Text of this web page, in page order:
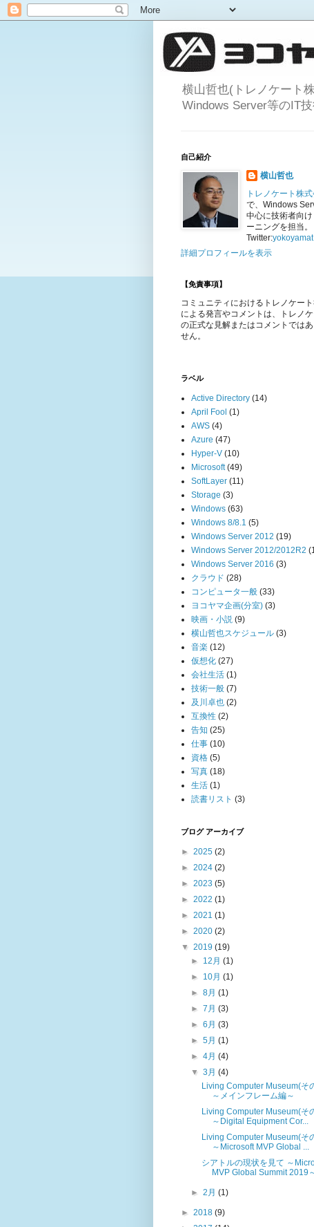
横山哲也(トレノケート
Windows Server等のIT
自己紹介
横山哲也
トレノケート株
で、Windows
中心に技術者向け
ーニングを担当。
Twitter:yokoyamat
詳細プロフィールを表示
【免責事項】
コミュニティにおけるトレノケー
による発言やコメントは、トレノケ
の正式な見解またはコメントではあ
せん。
ラベル
Active Directory (14)
April Fool (1)
AWS (4)
Azure (47)
Hyper-V (10)
Microsoft (49)
SoftLayer (11)
Storage (3)
Windows (63)
Windows 8/8.1 (5)
Windows Server 2012 (19)
Windows Server 2012/2012R2
Windows Server 2016 (3)
クラウド (28)
コンピュータ一般 (33)
ヨコヤマ企画(分室) (3)
映画・小説 (9)
横山哲也スケジュール (3)
音楽 (12)
仮想化 (27)
会社生活 (1)
技術一般 (7)
及川卓也 (2)
互換性 (2)
告知 (25)
仕事 (10)
資格 (5)
写真 (18)
生活 (1)
読書リスト (3)
ブログ アーカイブ
► 2025 (2)
► 2024 (2)
► 2023 (5)
► 2022 (1)
► 2021 (1)
► 2020 (2)
▼ 2019 (19)
► 12月(1)
► 10月(1)
►8月(1)
►7月(3)
►6月(3)
►5月(1)
►4月(4)
▼3月(4)
Living Computer Museum(そ
～メインフレーム編～
Living Computer Museum(そ
～Digital Equipment Cor...
Living Computer Museum(そ
～Microsoft MVP Global ...
シアトルの現状を見て ～
MVP Global Summit 2019
►2月(1)
► 2018 (9)